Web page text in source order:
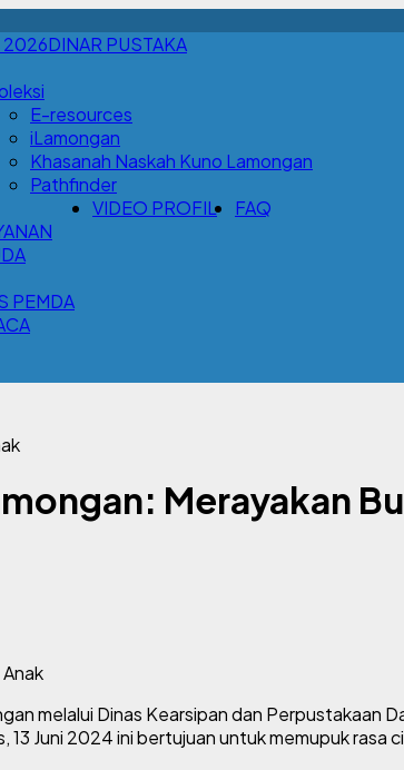
DINAR PUSTAKA
E-resources
iLamongan
Khasanah Naskah Kuno Lamongan
Pathfinder
PEMDA
VIDEO PROFIL FAQ
Merayakan
melalui Dinas Kearsipan dan Perpustakaan
Juni 2024 ini bertujuan untuk memupuk rasa